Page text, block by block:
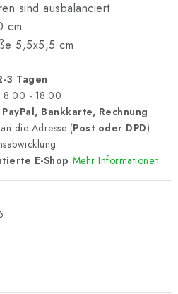
sind ausbalanciert
cm
5,5x5,5 cm
3 Tagen
8:00 - 18:00
PayPal, Bankkarte, Rechnung
die Adresse (Post oder DPD)
E-Shop Mehr Informationen